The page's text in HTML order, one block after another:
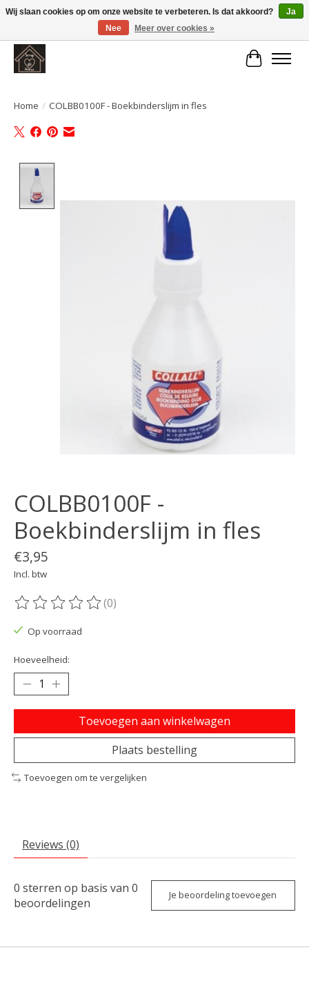
Large selection of products and fast shipping!
Home / COLBB0100F - Boekbinderslijm in fles
COLBB0100F -
Boekbinderslijm in fles
€3,95
Incl. btw
De beoordeling van dit product is
(0)
Op voorraad
Hoeveelheid:
Toevoegen aan winkelwagen
Plaats bestelling
Toevoegen om te vergelijken
Reviews (0)
0 sterren op basis van 0
beoordelingen
Je beoordeling toevoegen
Wij slaan cookies op om onze website te verbeteren. Is dat akkoord?
Ja
Nee
Meer over cookies »